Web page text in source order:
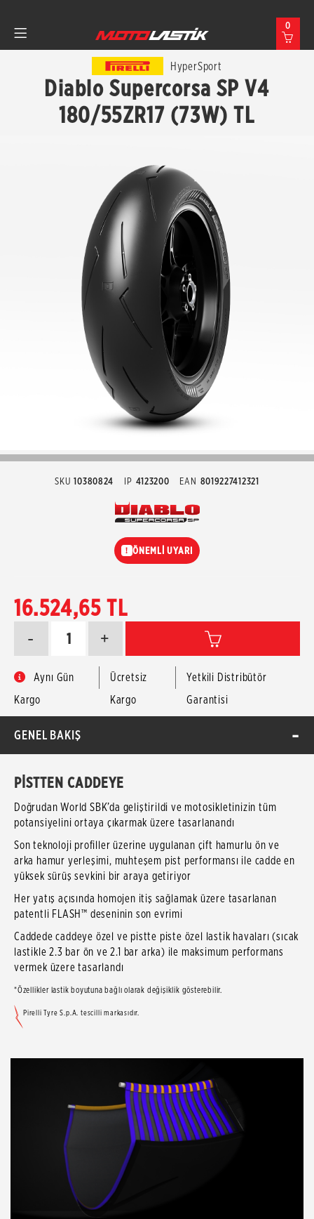
0
HyperSport
Diablo Supercorsa SP V4
180/55ZR17 (73W) TL
SKU 10380824 IP 4123200 EAN 8019227412321
! ÖNEMLİ UYARI
16.524,65 TL
+
-
Aynı Gün
Kargo
Ücretsiz
Kargo
Yetkili Distribütör
Garantisi
GENEL BAKIŞ
PİSTTEN CADDEYE
Doğrudan World SBK’da geliştirildi ve motosikletinizin tüm
potansiyelini ortaya çıkarmak üzere tasarlanandı
Son teknoloji profiller üzerine uygulanan çift hamurlu ön ve
arka hamur yerleşimi, muhteşem pist performansı ile cadde en
yüksek sürüş sevkini bir araya getiriyor
Her yatış açısında homojen itiş sağlamak üzere tasarlanan
patentli FLASH™ deseninin son evrimi
Caddede caddeye özel ve pistte piste özel lastik havaları (sıcak
lastikle 2.3 bar ön ve 2.1 bar arka) ile maksimum performans
vermek üzere tasarlandı
*Özellikler lastik boyutuna bağlı olarak değişiklik gösterebilir.
Pirelli Tyre S.p.A. tescilli markasıdır.